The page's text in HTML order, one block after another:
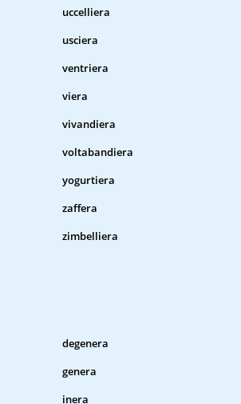
uccelliera
usciera
ventriera
viera
vivandiera
voltabandiera
yogurtiera
zaffera
zimbelliera
degenera
genera
inera